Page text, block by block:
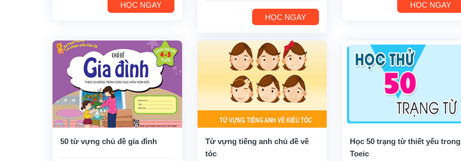
HỌC NGAY
HỌC NGAY
HỌC NGAY
50 từ vựng chủ đề gia đình
Từ vựng tiếng anh chủ đề về
tóc
Học 50 trạng từ thiết yếu trong
Toeic